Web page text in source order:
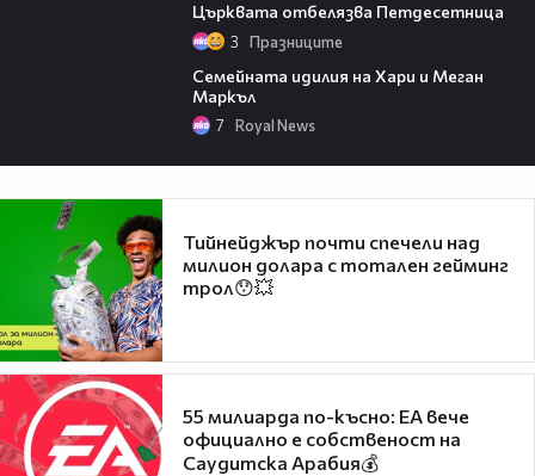
Църквата отбелязва Петдесетница
3 Празниците
Семейната идилия на Хари и Меган
Маркъл
7 Royal News
Тийнейджър почти спечели над
милион долара с тотален гейминг
трол😯💥
55 милиарда по-късно: EA вече
официално е собственост на
Саудитска Арабия💰